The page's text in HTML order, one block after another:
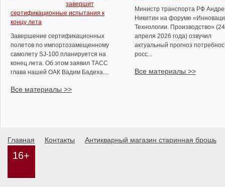
завершит
сертификационные испытания к
концу лета
Завершение сертификационных
полетов по импортозамещенному
самолету SJ-100 планируется на
конец лета. Об этом заявил ТАСС
глава нашей ОАК Вадим Бадеха....
Все материалы >>
Министр транспорта РФ
Никитин на форуме
Технологии. Производство» (24
апреля 2026 года) озвучил
актуальный прогноз
росс...
Все материалы >>
Главная Контакты Антикварный магазин старинная брошь
16+